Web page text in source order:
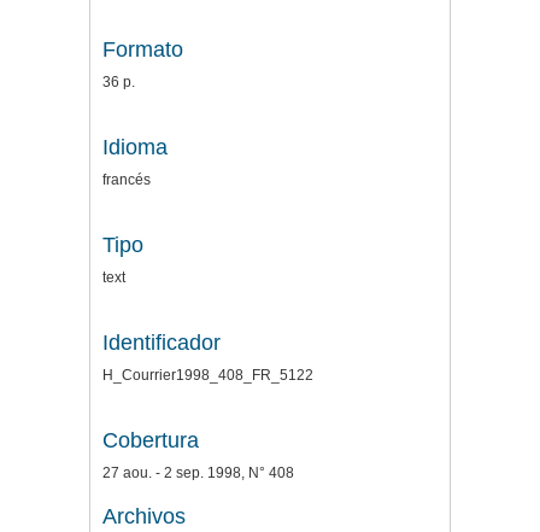
Formato
36 p.
Idioma
francés
Tipo
text
Identificador
H_Courrier1998_408_FR_5122
Cobertura
27 aou. - 2 sep. 1998, N° 408
Archivos